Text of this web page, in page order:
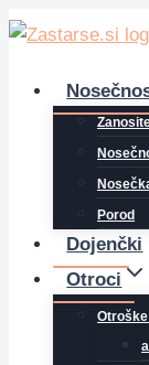
Skip
content
Porod
Dojenčki
Otroci